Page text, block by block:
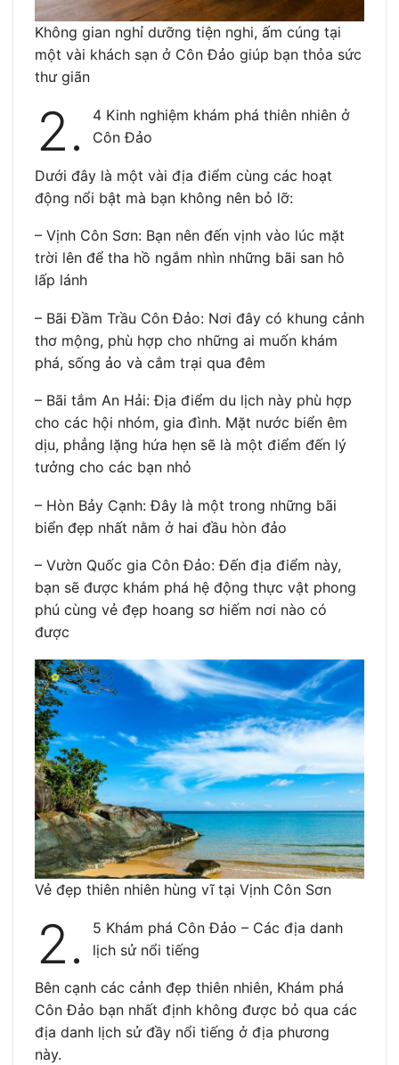
Không gian nghỉ dưỡng tiện nghi, ấm cúng tại
một vài khách sạn ở Côn Đảo giúp bạn thỏa sức
thư giãn
2.
4 Kinh nghiệm khám phá thiên nhiên ở
Côn Đảo
Dưới đây là một vài địa điểm cùng các hoạt
động nổi bật mà bạn không nên bỏ lỡ:
– Vịnh Côn Sơn: Bạn nên đến vịnh vào lúc mặt
trời lên để tha hồ ngắm nhìn những bãi san hô
lấp lánh
– Bãi Đầm Trầu Côn Đảo: Nơi đây có khung cảnh
thơ mộng, phù hợp cho những ai muốn khám
phá, sống ảo và cắm trại qua đêm
– Bãi tắm An Hải: Địa điểm du lịch này phù hợp
cho các hội nhóm, gia đình. Mặt nước biển êm
dịu, phẳng lặng hứa hẹn sẽ là một điểm đến lý
tưởng cho các bạn nhỏ
– Hòn Bảy Cạnh: Đây là một trong những bãi
biển đẹp nhất nằm ở hai đầu hòn đảo
– Vườn Quốc gia Côn Đảo: Đến địa điểm này,
bạn sẽ được khám phá hệ động thực vật phong
phú cùng vẻ đẹp hoang sơ hiếm nơi nào có
được
Vẻ đẹp thiên nhiên hùng vĩ tại Vịnh Côn Sơn
2.
5 Khám phá Côn Đảo – Các địa danh
lịch sử nổi tiếng
Bên cạnh các cảnh đẹp thiên nhiên, Khám phá
Côn Đảo bạn nhất định không được bỏ qua các
địa danh lịch sử đầy nổi tiếng ở địa phương
này.